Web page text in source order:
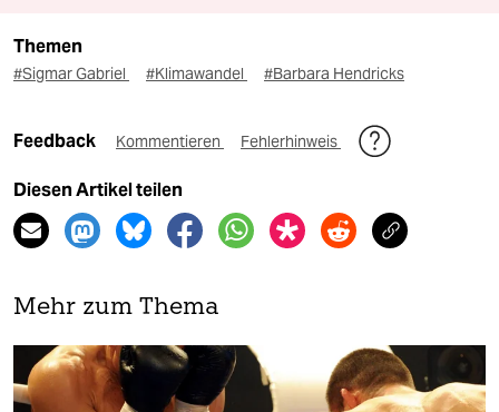
Themen
#Sigmar Gabriel #Klimawandel #Barbara Hendricks
Feedback Kommentieren Fehlerhinweis
Diesen Artikel teilen
Mehr zum Thema